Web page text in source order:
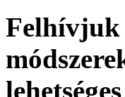
Felhívjuk